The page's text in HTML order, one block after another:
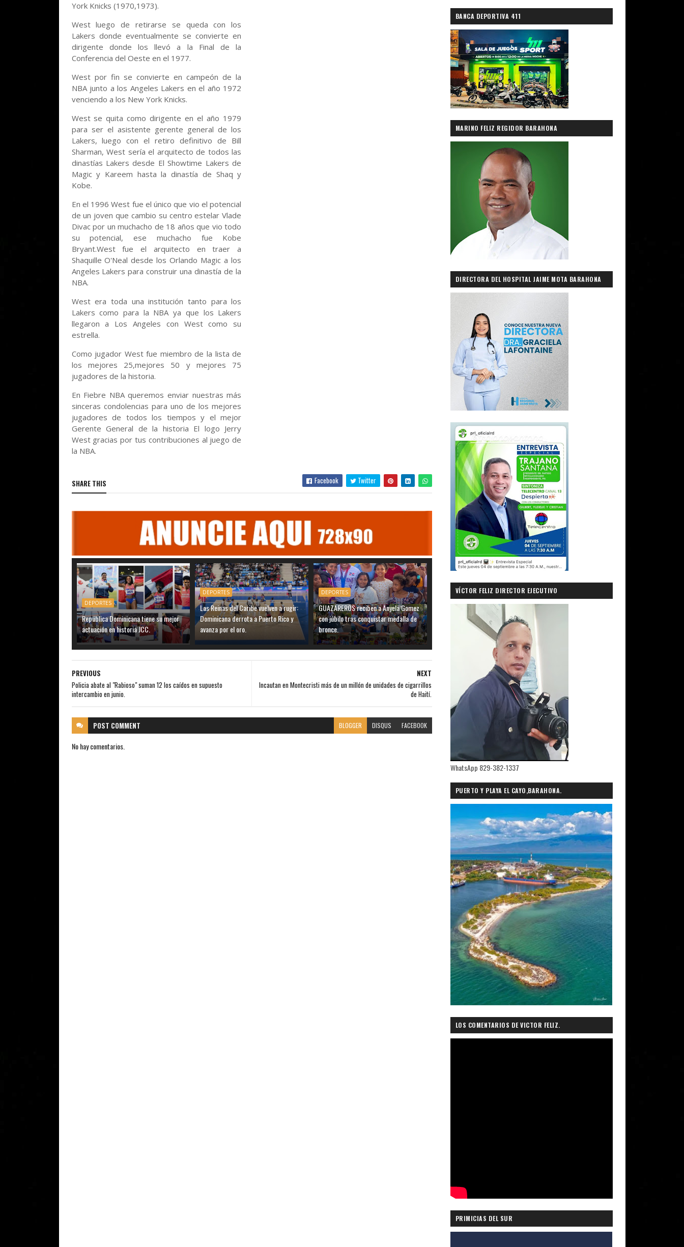
York Knicks (1970,1973).
West luego de retirarse se queda con los
Lakers donde eventualmente se convierte en
dirigente donde los llevó a la Final de la
Conferencia del Oeste en el 1977.
West por fin se convierte en campeón de la
NBA junto a los Angeles Lakers en el año 1972
venciendo a los New York Knicks.
West se quita como dirigente en el año 1979
para ser el asistente gerente general de los
Lakers, luego con el retiro definitivo de Bill
Sharman, West sería el arquitecto de todos las
dinastías Lakers desde El Showtime Lakers de
Magic y Kareem hasta la dinastía de Shaq y
Kobe.
En el 1996 West fue el único que vio el potencial
de un joven que cambio su centro estelar Vlade
Divac por un muchacho de 18 años que vio todo
su potencial, ese muchacho fue Kobe
Bryant.West fue el arquitecto en traer a
Shaquille O'Neal desde los Orlando Magic a los
Angeles Lakers para construir una dinastía de la
NBA.
West era toda una institución tanto para los
Lakers como para la NBA ya que los Lakers
llegaron a Los Angeles con West como su
estrella.
Como jugador West fue miembro de la lista de
los mejores 25,mejores 50 y mejores 75
jugadores de la historia.
En Fiebre NBA queremos enviar nuestras más
sinceras condolencias para uno de los mejores
jugadores de todos los tiempos y el mejor
Gerente General de la historia El logo Jerry
West gracias por tus contribuciones al juego de
la NBA.
SHARE THIS Facebook Twitter
DEPORTES
República Dominicana tiene su mejor
actuación en historia JCC.
DEPORTES
Las Reinas del Caribe vuelven a rugir:
Dominicana derrota a Puerto Rico y
avanza por el oro.
DEPORTES
GUAZAREROS reciben a Anyela Gomez
con júbilo tras conquistar medalla de
bronce.
NEXT
Incautan en Montecristi más de un millón de unidades de cigarrillos
de Haití.
PREVIOUS
Policia abate al "Rabioso" suman 12 los caídos en supuesto
intercambio en junio.
POST COMMENT BLOGGER DISQUS FACEBOOK
No hay comentarios.
BANCA DEPORTIVA 411
MARINO FELIZ REGIDOR BARAHONA
DIRECTORA DEL HOSPITAL JAIME MOTA BARAHONA
VÍCTOR FELIZ DIRECTOR EJECUTIVO
PRIMICIASDELSUR.COM
WhatsApp 829-382-1337
PUERTO Y PLAYA EL CAYO,BARAHONA.
LOS COMENTARIOS DE VICTOR FELIZ.
PRIMICIAS DEL SUR